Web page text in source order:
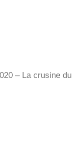
– La crusine